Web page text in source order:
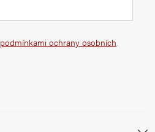
podmínkami ochrany osobních